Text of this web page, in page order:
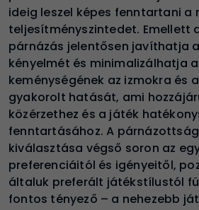
ideig leszel képes fenntartani a
teljesítményszintedet. Emellett
párnázás jelentősen javíthatja
kényelmét és minimalizálhatja
keménységének az izmokra és
gyakorolt hatását, ami
közérzethez és a játék
fenntartásához. A
kiválasztása végső soron az
preferenciáitól és igényeitől,
általuk preferált játékstílustól
fontos tényező – a nehezebb